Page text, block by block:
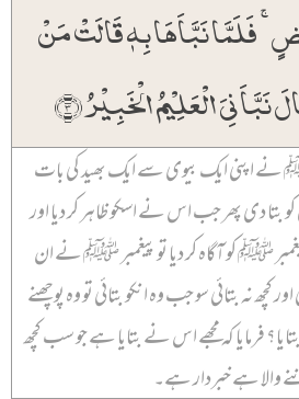
نَبَّاَہَا بِہٖ قَالَتۡ مَنۡ
الۡعَلِیۡمُ الۡخَبِیۡرُ ﴿۳﴾
نے اپنی ایک بیوی سے ایک بھید کی بات
دی پھر جب اس نے اسکو ظاہر کر دیا اور
ﷺ کو آگاہ کر دیا تو پیغمبر ﷺ نے ان
کچھ نہ بتائی سو جب وہ انکو بتائی تو وہ پوچھنے
فرمایا کہ مجھے اس نے بتایا ہے جو سب کچھ
والا ہے خبردار ہے۔